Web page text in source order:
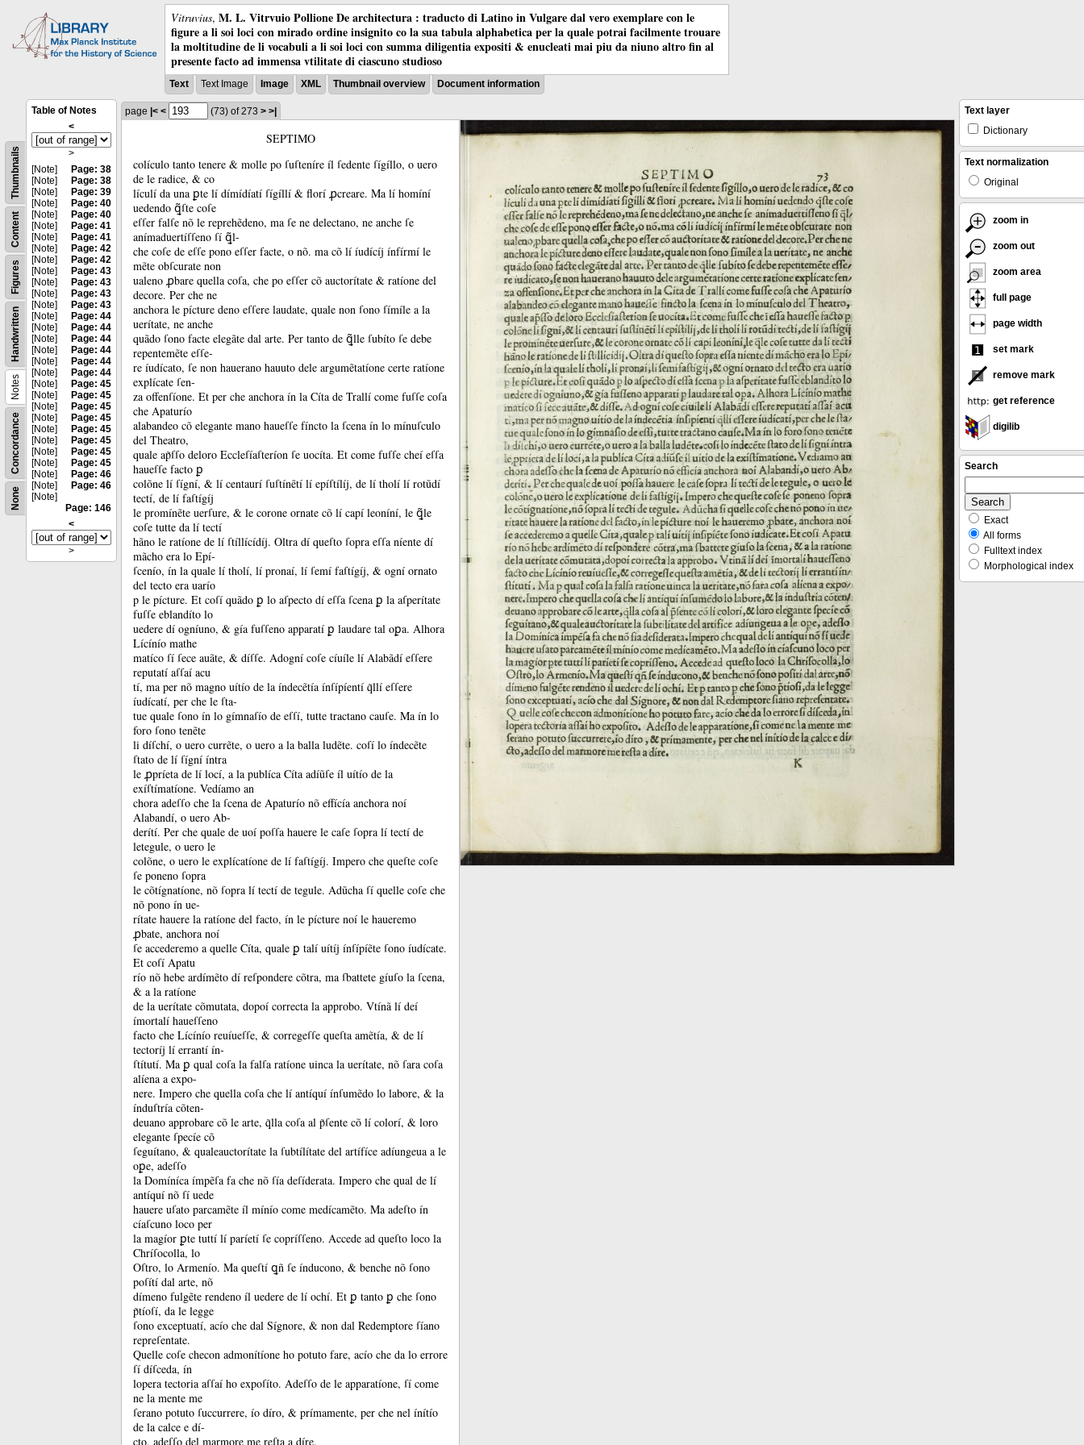
Vitruvius, M. L. Vitrvuio Pollione De architectura : traducto di Latino in Vulgare dal vero exemplare con le
figure a li soi loci con mirado ordine insignito co la sua tabula alphabetica per la quale potrai facilmente trouare
la moltitudine de li vocabuli a li soi loci con summa diligentia expositi & enucleati mai piu da niuno altro fin al
presente facto ad immensa vtilitate di ciascuno studioso
Text Text Image Image XML Thumbnail overview Document information
None
Concordance
Notes
Handwritten
Figures
Content
Thumbnails
Table of Notes
<
>
[Note]
Page: 38
[Note]
Page: 38
[Note]
Page: 39
[Note]
Page: 40
[Note]
Page: 40
[Note]
Page: 41
[Note]
Page: 41
[Note]
Page: 42
[Note]
Page: 42
[Note]
Page: 43
[Note]
Page: 43
[Note]
Page: 43
[Note]
Page: 43
[Note]
Page: 44
[Note]
Page: 44
[Note]
Page: 44
[Note]
Page: 44
[Note]
Page: 44
[Note]
Page: 44
[Note]
Page: 45
[Note]
Page: 45
[Note]
Page: 45
[Note]
Page: 45
[Note]
Page: 45
[Note]
Page: 45
[Note]
Page: 45
[Note]
Page: 45
[Note]
Page: 46
[Note]
Page: 46
[Note]
Page: 146
<
>
page |< < (73) of 273 > >|
SEPTIMO
colículo tanto tenere & molle po ſuſteníre íl ſedente ſígíllo, o uero
de le radice, & co
lículí da una ꝑte lí dímídíatí ſígíllí & florí ꝓcreare. Ma lí homíní
uedendo ꝗ̃ſte coſe
eſſer falſe nõ le reprehẽdeno, ma ſe ne delectano, ne anche ſe
anímaduertíſſeno ſí ꝗ̃l-
che coſe de eſſe pono eſſer facte, o nõ. ma cõ lí íudícíj ínfírmí le
mẽte obſcurate non
ualeno ꝓbare quella coſa, che po eſſer cõ auctorítate & ratíone del
decore. Per che ne
anchora le pícture deno eſſere laudate, quale non ſono ſímíle a la
uerítate, ne anche
quãdo ſono facte elegãte dal arte. Per tanto de ꝗ̃lle ſubíto ſe debe
repentemẽte eſſe-
re íudícato, ſe non hauerano hauuto dele argumẽtatíone certe ratíone
explícate ſen-
za offenſíone. Et per che anchora ín la Cíta de Trallí come fuſſe coſa
che Apaturío
alabandeo cõ elegante mano haueſſe fíncto la ſcena ín lo mínuſculo
del Theatro,
quale ap̃ſſo deloro Eccleſíaſteríon ſe uocíta. Et come fuſſe cheí eſſa
haueſſe facto ꝑ
colõne lí ſígní, & lí centaurí ſuſtínẽtí lí epíſtílíj, de lí tholí lí rotũdí
tectí, de lí faſtígíj
le promínẽte uerſure, & le corone ornate cõ lí capí leoníní, le ꝗ̃le
coſe tutte da lí tectí
hãno le ratíone de lí ſtíllícídíj. Oltra dí queſto ſopra eſſa níente dí
mãcho era lo Epí-
ſcenío, ín la quale lí tholí, lí pronaí, lí ſemí faſtígíj, & ogní ornato
del tecto era uarío
p le pícture. Et coſí quãdo ꝑ lo aſpecto dí eſſa ſcena ꝑ la aſperítate
fuſſe eblandíto lo
uedere dí ogníuno, & gía fuſſeno apparatí ꝑ laudare tal oꝑa. Alhora
Lícínío mathe
matíco ſí ſece auãte, & díſſe. Adogní coſe cíuíle lí Alabãdí eſſere
reputatí aſſaí acu
tí, ma per nõ magno uítío de la índecẽtía ínſípíentí q̃llí eſſere
íudícatí, per che le ſta-
tue quale ſono ín lo gímnaſío de eſſí, tutte tractano cauſe. Ma ín lo
foro ſono tenẽte
li díſchí, o uero currẽte, o uero a la balla ludẽte. coſí lo índecẽte
ſtato de lí ſígní íntra
le ꝓpríeta de lí locí, a la publíca Cíta adíũſe íl uítío de la
exíſtímatíone. Vedíamo an
chora adeſſo che la ſcena de Apaturío nõ effícía anchora noí
Alabandí, o uero Ab-
derítí. Per che quale de uoí poſſa hauere le caſe ſopra lí tectí de
letegule, o uero le
colõne, o uero le explícatíone de lí faſtígíj. Impero che queſte coſe
ſe poneno ſopra
le cõtígnatíone, nõ ſopra lí tectí de tegule. Adũcha ſí quelle coſe che
nõ pono ín ue-
rítate hauere la ratíone del facto, ín le pícture noí le haueremo
ꝓbate, anchora noí
ſe accederemo a quelle Cíta, quale ꝑ talí uítíj ínſípíẽte ſono íudícate.
Et coſí Apatu
río nõ hebe ardímẽto dí reſpondere cõtra, ma ſbattete gíuſo la ſcena,
& a la ratíone
de la uerítate cõmutata, dopoí correcta la approbo. Vtínã lí deí
ímortalí haueſſeno
facto che Lícínío reuíueſſe, & corregeſſe queſta amẽtía, & de lí
tectoríj lí errantí ín-
ſtítutí. Ma ꝑ qual coſa la falſa ratíone uinca la uerítate, nõ ſara coſa
alíena a expo-
nere. Impero che quella coſa che lí antíquí ínſumẽdo lo labore, & la
índuſtría cõten-
deuano approbare cõ le arte, q̃lla coſa al p̃ſente cõ lí colorí, & loro
elegante ſpecíe cõ
ſeguítano, & qualeauctorítate la ſubtílítate del artífíce adíungeua a le
oꝑe, adeſſo
la Domíníca ímpẽſa fa che nõ ſía deſíderata. Impero che qual de lí
antíquí nõ ſí uede
hauere uſato parcamẽte íl mínío come medícamẽto. Ma adeſto ín
cíaſcuno loco per
la magíor ꝑte tuttí lí paríetí ſe copríſſeno. Accede ad queſto loco la
Chríſocolla, lo
Oſtro, lo Armenío. Ma queſtí ꝗñ ſe índucono, & benche nõ ſono
poſítí dal arte, nõ
dímeno fulgẽte rendeno íl uedere de lí ochí. Et ꝑ tanto ꝑ che ſono
p̃tíoſí, da le legge
ſono exceptuatí, acío che dal Sígnore, & non dal Redemptore ſíano
repreſentate.
Quelle coſe checon admonítíone ho potuto fare, acío che da lo errore
ſí díſceda, ín
lopera tectoria aſſaí ho expoſíto. Adeſſo de le apparatíone, ſí come
ne la mente me
ſerano potuto ſuccurrere, ío díro, & prímamente, per che nel ínítío
de la calce e dí-
cto, adeſſo del marmore me reſta a díre.
Text layer
Dictionary
Text normalization
Original
zoom in
zoom out
zoom area
full page
page width
set mark
remove mark
get reference
digilib
Search
Exact
All forms
Fulltext index
Morphological index